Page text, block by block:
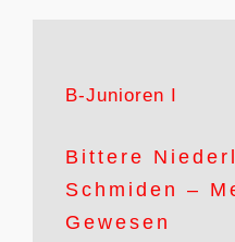
B-Junioren I
Bittere
Schmiden –
Gewesen